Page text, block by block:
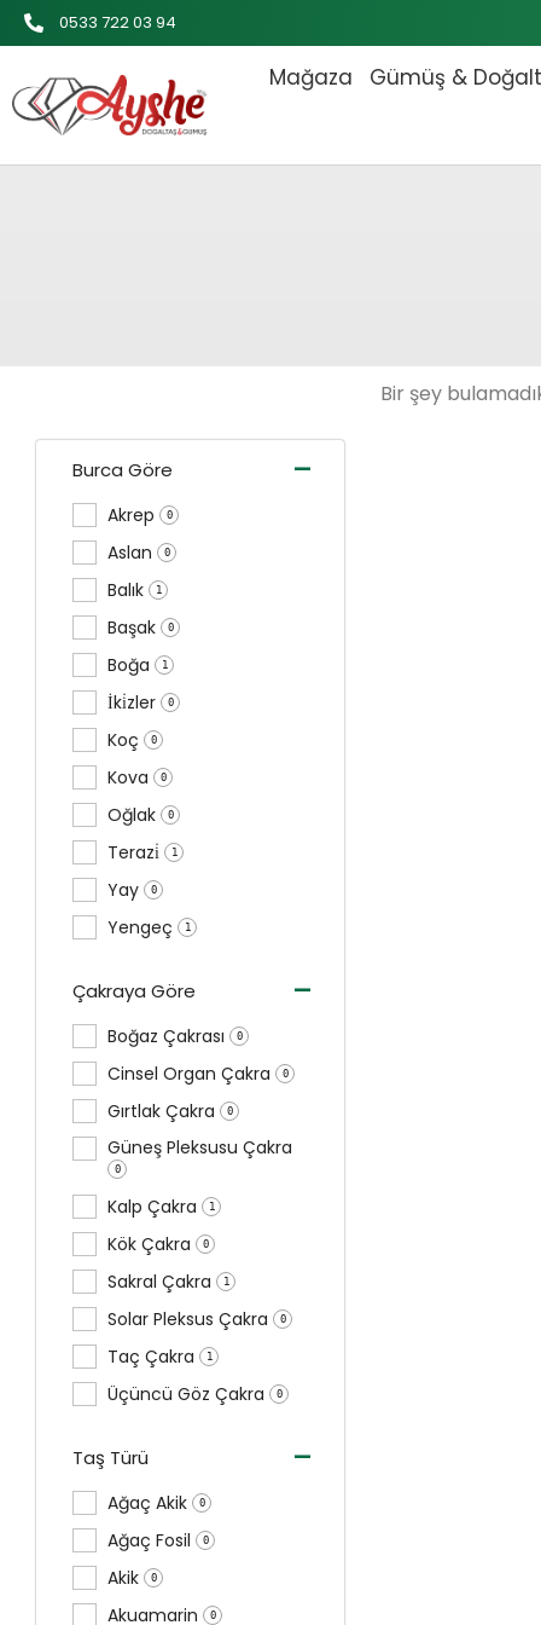
İçeriğe
atla
0533 722 03 94
Mağaza Gümüş &
Burca Göre -
Akrep 0
Aslan 0
Balık 1
Başak 0
Boğa 1
İki̇zler 0
Koç 0
Kova 0
Oğlak 0
Terazi̇ 1
Yay 0
Yengeç 1
Çakraya Göre -
Boğaz Çakrası 0
Cinsel Organ Çakra 0
Gırtlak Çakra 0
Güneş Pleksusu Çakra
0
Kalp Çakra 1
Kök Çakra 0
Sakral Çakra 1
Solar Pleksus Çakra 0
Taç Çakra 1
Üçüncü Göz Çakra 0
Taş Türü -
Ağaç Akik 0
Ağaç Fosil 0
Akik 0
Akuamarin 0
Bir şey